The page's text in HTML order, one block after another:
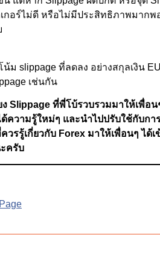
กอร์ไม่ดี หรือไม่มีประสิทธิภาพมากพ
slippage ที่ลดลง อย่างสกุลเงิน
เช่นกัน
Slippage ที่พี่โบ้รวบรวมมาให้เพื่อ
ความรู้ใหม่ๆ และนำไปปรับใช้กับกา
รรู้เกี่ยวกับ Forex มาให้เพื่อนๆ ได้เ
ครับ